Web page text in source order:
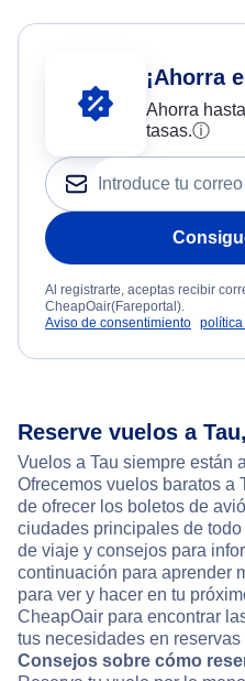
¡Ahorra
Ahorra hasta
tasas.ⓘ
Al registrarte, aceptas recibir
CheapOair(Fareportal).
Aviso de consentimiento política
Reserve vuelos a
Vuelos a Tau siempre están
Ofrecemos vuelos baratos a
de ofrecer los boletos de
ciudades principales de
de viaje y consejos para
continuación para aprender
para ver y hacer en tu
CheapOair para encontrar
tus necesidades en reservas
Consejos sobre cómo